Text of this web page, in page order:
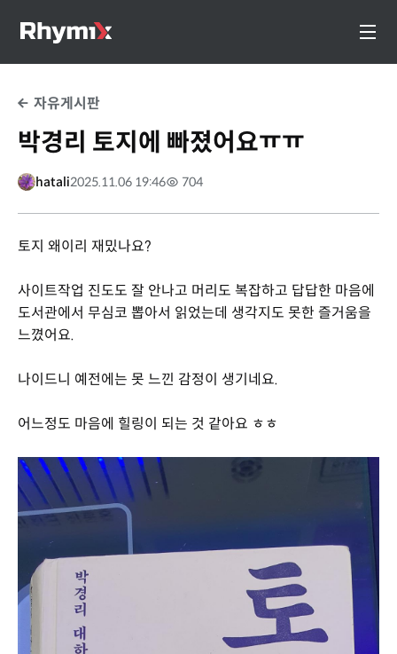
자유게시판
박경리 토지에 빠졌어요ㅠㅠ
hatali2025.11.06 19:46 704
토지 왜이리 재밌나요?
사이트작업 진도도 잘 안나고 머리도 복잡하고 답답한 마음에
도서관에서 무심코 뽑아서 읽었는데 생각지도 못한 즐거움을
느꼈어요.
나이드니 예전에는 못 느낀 감정이 생기네요.
어느정도 마음에 힐링이 되는 것 같아요 ㅎㅎ